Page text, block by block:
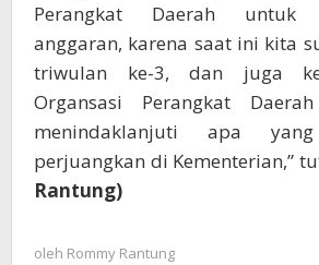
Perangkat Daerah untuk
anggaran, karena saat ini kita
triwulan ke-3, dan juga
Organsasi Perangkat
menindaklanjuti apa
perjuangkan di Kementerian,”
Rantung)
oleh Rommy Rantung